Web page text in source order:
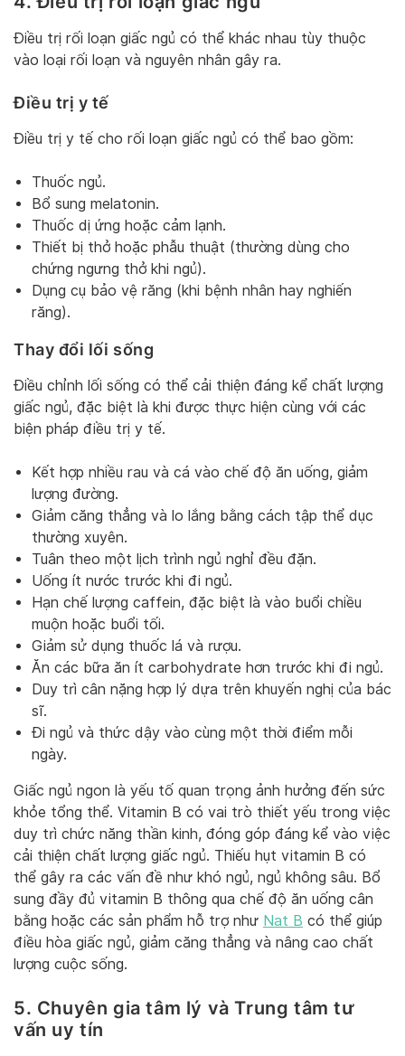
Điều trị rối loạn giấc ngủ có thể khác nhau tùy thuộc
vào loại rối loạn và nguyên nhân gây ra.
Điều trị y tế
Điều trị y tế cho rối loạn giấc ngủ có thể bao gồm:
Thuốc ngủ.
Bổ sung melatonin.
Thuốc dị ứng hoặc cảm lạnh.
Thiết bị thở hoặc phẫu thuật (thường dùng cho
chứng ngưng thở khi ngủ).
Dụng cụ bảo vệ răng (khi bệnh nhân hay nghiến
răng).
Thay đổi lối sống
Điều chỉnh lối sống có thể cải thiện đáng kể chất lượng
giấc ngủ, đặc biệt là khi được thực hiện cùng với các
biện pháp điều trị y tế.
Kết hợp nhiều rau và cá vào chế độ ăn uống, giảm
lượng đường.
Giảm căng thẳng và lo lắng bằng cách tập thể dục
thường xuyên.
Tuân theo một lịch trình ngủ nghỉ đều đặn.
Uống ít nước trước khi đi ngủ.
Hạn chế lượng caffein, đặc biệt là vào buổi chiều
muộn hoặc buổi tối.
Giảm sử dụng thuốc lá và rượu.
Ăn các bữa ăn ít carbohydrate hơn trước khi đi ngủ.
Duy trì cân nặng hợp lý dựa trên khuyến nghị của bác
sĩ.
Đi ngủ và thức dậy vào cùng một thời điểm mỗi
ngày.
Giấc ngủ ngon là yếu tố quan trọng ảnh hưởng đến sức
khỏe tổng thể. Vitamin B có vai trò thiết yếu trong việc
duy trì chức năng thần kinh, đóng góp đáng kể vào việc
cải thiện chất lượng giấc ngủ. Thiếu hụt vitamin B có
thể gây ra các vấn đề như khó ngủ, ngủ không sâu. Bổ
sung đầy đủ vitamin B thông qua chế độ ăn uống cân
bằng hoặc các sản phẩm hỗ trợ như Nat B có thể giúp
điều hòa giấc ngủ, giảm căng thẳng và nâng cao chất
lượng cuộc sống.
5. Chuyên gia tâm lý và Trung tâm tư
vấn uy tín